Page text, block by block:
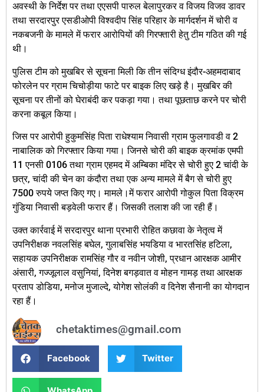
अवस्थी के निर्देश पर तथा एएसपी पारुल बेलापुरकर व विजय विजव डावर
तथा सरदारपुर एसडीओपी विश्वदीप सिंह परिहार के मार्गदर्शन में चोरी व
नकबजनी के मामले में फरार आरोपियों की गिरफ्तारी हेतु टीम गठित की गई
थी।
पुलिस टीम को मुखबिर से सूचना मिली कि तीन संदिग्ध इंदौर-अहमदाबाद
फोरलेन पर ग्राम चिचोड़ीया फाटे पर बाइक लिए खड़े है। मुखबिर की
सूचना पर तीनों को घेराबंदी कर पकड़ा गया। तथा पूछताछ करने पर चोरी
करना कबूल किया।
जिस पर आरोपी हुकुमसिंह पिता राधेश्याम निवासी ग्राम फुलगावडी व 2
नाबालिक को गिरफ्तार किया गया। जिनसे चोरी की बाइक क्रमांक एमपी
11 एनसी 0106 तथा ग्राम एहमद में अम्बिका मंदिर से चोरी हुए 2 चांदी के
छत्र, चांदी की चेन का कंदौरा तथा एक अन्य मामले में बैग से चोरी हुए
7500 रुपये जप्त किए गए। मामले।में फरार आरोपी गोकुल पिता विक्रम
गुंडिया निवासी बड़वेली फरार हैं। जिसकी तलाश की जा रही हैं।
उक्त कार्रवाई में सरदारपुर थाना प्रभारी रोहित कछावा के नेतृत्व में
उपनिरीक्षक नवलसिंह बघेल, गुलाबसिंह भयडिया व भारतसिंह हटिला,
सहायक उपनिरीक्षक रामसिंह गौर व नवीन जोशी, प्रधान आरक्षक आमीर
अंसारी, गज्जूलाल वसुनियां, दिनेश बगड़वात व मोहन गामड़ तथा आरक्षक
प्रताप डोडिया, मनोज मुजाल्दे, योगेश सोलंकी व दिनेश सैनानी का योगदान
रहा हैं।
chetaktimes@gmail.com
Facebook Twitter